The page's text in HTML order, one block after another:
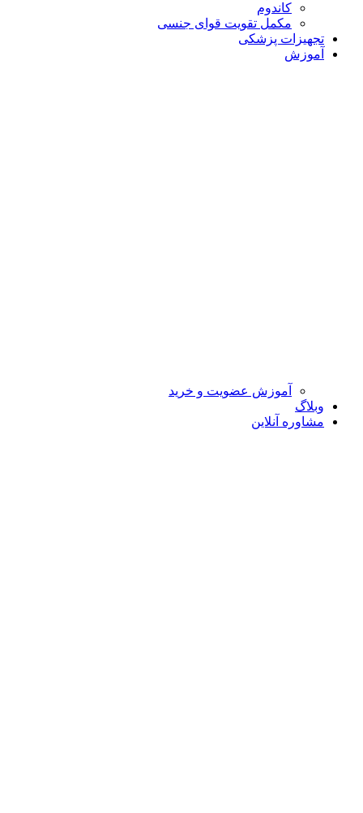
کاندوم
مکمل تقویت قوای جنسی
تجهیزات پزشکی
آموزش
آموزش عضویت و خرید
وبلاگ
مشاوره آنلاین